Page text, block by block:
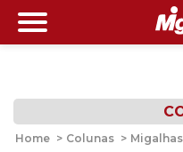
Home > Colunas >